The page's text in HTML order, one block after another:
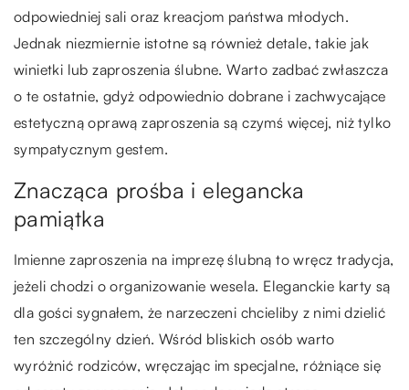
odpowiedniej sali oraz kreacjom państwa młodych.
Jednak niezmiernie istotne są również detale, takie jak
winietki lub zaproszenia ślubne. Warto zadbać zwłaszcza
o te ostatnie, gdyż odpowiednio dobrane i zachwycające
estetyczną oprawą zaproszenia są czymś więcej, niż tylko
sympatycznym gestem.
Znacząca prośba i elegancka
pamiątka
Imienne zaproszenia na imprezę ślubną to wręcz tradycja,
jeżeli chodzi o organizowanie wesela. Eleganckie karty są
dla gości sygnałem, że narzeczeni chcieliby z nimi dzielić
ten szczególny dzień. Wśród bliskich osób warto
wyróżnić rodziców, wręczając im specjalne, różniące się